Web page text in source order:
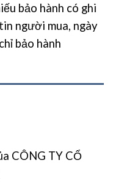
bảo hành có ghi
người mua, ngày
bảo hành
CÔNG TY CỔ